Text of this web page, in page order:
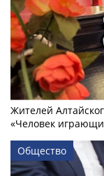
Жителей
«Человек
Общество